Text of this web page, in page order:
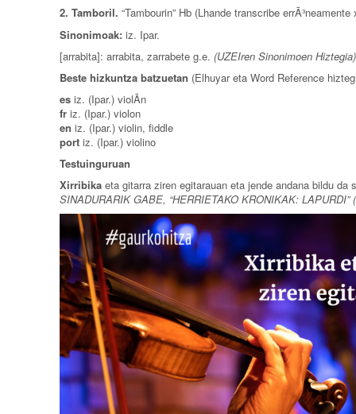
2. Tamboril. “Tambourin” Hb (Lhande transcribe errÃ³neamente
Sinonimoak: iz. Ipar.
[arrabita]: arrabita, zarrabete g.e. (UZEIren Sinonimoen Hiztegia)
Beste hizkuntza batzuetan (Elhuyar eta Word Reference
es iz. (Ipar.) violÃ­n
fr iz. (Ipar.) violon
en iz. (Ipar.) violin, fiddle
port iz. (Ipar.) violino
Testuinguruan
Xirribika eta gitarra ziren egitarauan eta jende andana bildu da
SINADURARIK GABE, “HERRIETAKO KRONIKAK: LAPURDI”